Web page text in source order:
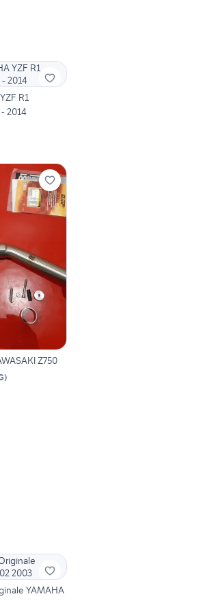
R1
2014
Z750
)
YAMAHA